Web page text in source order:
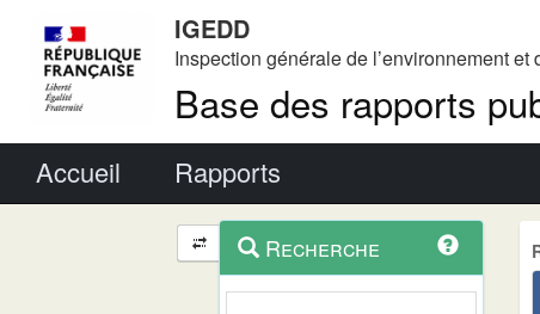
IGEDD
Inspection générale de l’environnement
Base des rapports
Accueil Rapports
Navigation
et
outils
contextuel
Recherche